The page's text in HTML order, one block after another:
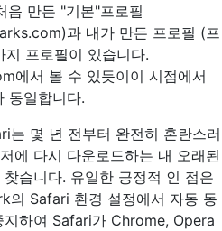
음 만든 "기본"프로필
과 내가 만든 프로필 (프
지 프로필이 있습니다.
에서 볼 수 있듯이이 시점에서
동일합니다.
는 몇 년 전부터 완전히 혼란스러
에 다시 다운로드하는 내 오래된
습니다. 유일한 긍정적 인 점은
의 Safari 환경 설정에서 자동 동
지하여 Safari가 Chrome, Opera